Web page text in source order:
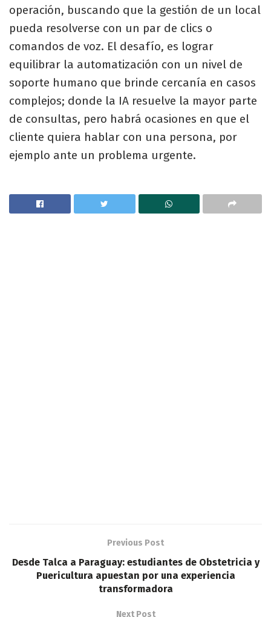
operación, buscando que la gestión de un local
pueda resolverse con un par de clics o
comandos de voz. El desafío, es lograr
equilibrar la automatización con un nivel de
soporte humano que brinde cercanía en casos
complejos; donde la IA resuelve la mayor parte
de consultas, pero habrá ocasiones en que el
cliente quiera hablar con una persona, por
ejemplo ante un problema urgente.
Previous Post
Desde Talca a Paraguay: estudiantes de Obstetricia y
Puericultura apuestan por una experiencia
transformadora
Next Post